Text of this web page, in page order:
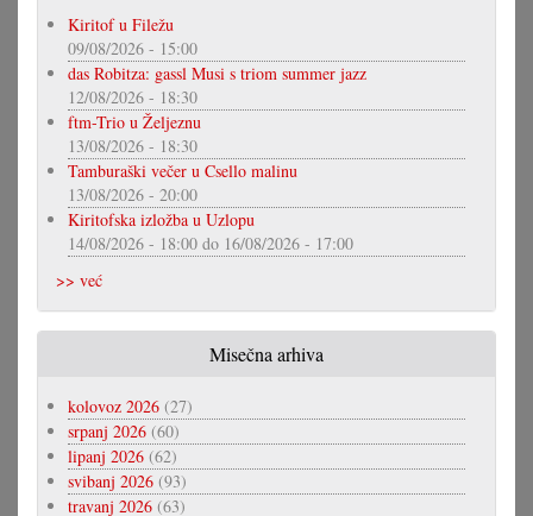
Kiritof u Filežu
09/08/2026 - 15:00
das Robitza: gassl Musi s triom summer jazz
12/08/2026 - 18:30
ftm-Trio u Željeznu
13/08/2026 - 18:30
Tamburaški večer u Csello malinu
13/08/2026 - 20:00
Kiritofska izložba u Uzlopu
14/08/2026 - 18:00 do 16/08/2026 - 17:00
>> već
Misečna arhiva
kolovoz 2026 (27)
srpanj 2026 (60)
lipanj 2026 (62)
svibanj 2026 (93)
travanj 2026 (63)